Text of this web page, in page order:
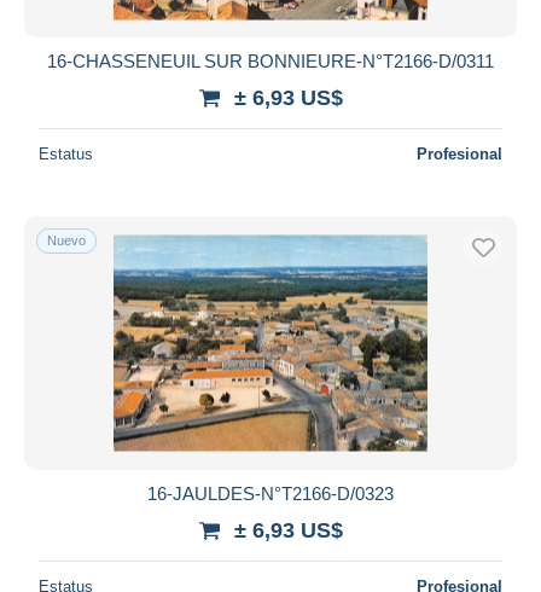
16-CHASSENEUIL SUR BONNIEURE-N°T2166-D/0311
± 6,93 US$
Estatus Profesional
Nuevo
16-JAULDES-N°T2166-D/0323
± 6,93 US$
Estatus Profesional